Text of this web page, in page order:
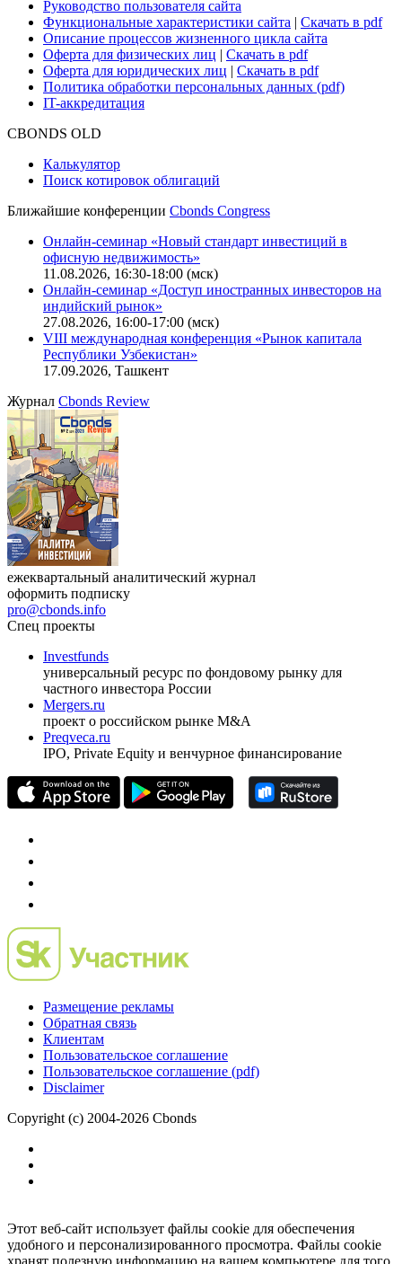
Руководство пользователя сайта
Функциональные характеристики сайта | Скачать в pdf
Описание процессов жизненного цикла сайта
Оферта для физических лиц | Скачать в pdf
Оферта для юридических лиц | Скачать в pdf
Политика обработки персональных данных (pdf)
IT-аккредитация
CBONDS OLD
Калькулятор
Поиск котировок облигаций
Ближайшие конференции Cbonds Congress
Онлайн-семинар «Новый стандарт инвестиций в
офисную недвижимость»
11.08.2026, 16:30-18:00 (мск)
Онлайн-семинар «Доступ иностранных инвесторов на
индийский рынок»
27.08.2026, 16:00-17:00 (мск)
VIII международная конференция «Рынок капитала
Республики Узбекистан»
17.09.2026, Ташкент
Журнал Cbonds Review
ежеквартальный аналитический журнал
оформить подписку
pro@cbonds.info
Спец проекты
Investfunds
универсальный ресурс по фондовому рынку для
частного инвестора России
Mergers.ru
проект о российском рынке M&A
Preqveca.ru
IPO, Private Equity и венчурное финансирование
Размещение рекламы
Обратная связь
Клиентам
Пользовательское соглашение
Пользовательское соглашение (pdf)
Disclaimer
Copyright (c) 2004-2026 Cbonds
Этот веб-сайт использует файлы cookie для обеспечения
удобного и персонализированного просмотра. Файлы cookie